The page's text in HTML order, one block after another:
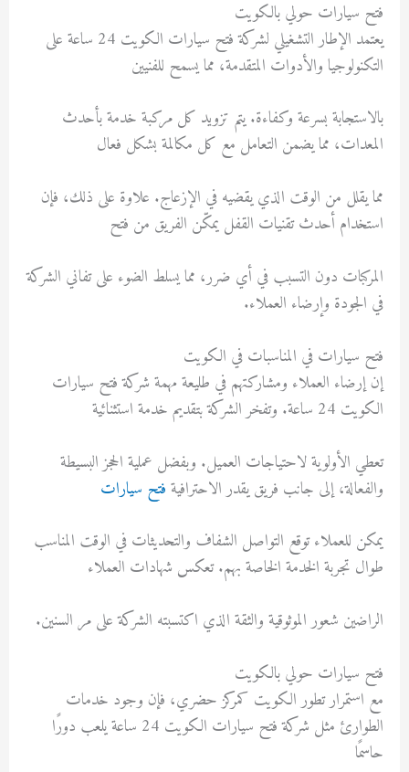
فتح سيارات حولي بالكويت
يعتمد الإطار التشغيلي لشركة فتح سيارات الكويت 24 ساعة على
التكنولوجيا والأدوات المتقدمة، مما يسمح للفنيين
بالاستجابة بسرعة وكفاءة. يتم تزويد كل مركبة خدمة بأحدث
المعدات، مما يضمن التعامل مع كل مكالمة بشكل فعال
مما يقلل من الوقت الذي يقضيه في الإزعاج. علاوة على ذلك، فإن
استخدام أحدث تقنيات القفل يمكّن الفريق من فتح
المركبات دون التسبب في أي ضرر، مما يسلط الضوء على تفاني الشركة
في الجودة وإرضاء العملاء.
فتح سيارات في المناسبات في الكويت
إن إرضاء العملاء ومشاركتهم في طليعة مهمة شركة فتح سيارات
الكويت 24 ساعة. وتفخر الشركة بتقديم خدمة استثنائية
تعطي الأولوية لاحتياجات العميل. وبفضل عملية الحجز البسيطة
والفعالة، إلى جانب فريق يقدر الاحترافيةفتح سيارات
يمكن للعملاء توقع التواصل الشفاف والتحديثات في الوقت المناسب
طوال تجربة الخدمة الخاصة بهم. تعكس شهادات العملاء
الراضين شعور الموثوقية والثقة الذي اكتسبته الشركة على مر السنين.
فتح سيارات حولي بالكويت
مع استمرار تطور الكويت كمركز حضري، فإن وجود خدمات
الطوارئ مثل شركة فتح سيارات الكويت 24 ساعة يلعب دورًا
حاسمًا